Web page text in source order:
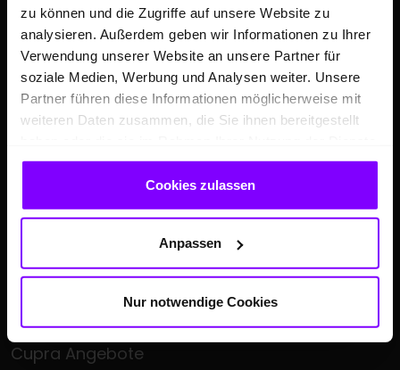
zu können und die Zugriffe auf unsere Website zu
analysieren. Außerdem geben wir Informationen zu Ihrer
Verwendung unserer Website an unsere Partner für
soziale Medien, Werbung und Analysen weiter. Unsere
Partner führen diese Informationen möglicherweise mit
weiteren Daten zusammen, die Sie ihnen bereitgestellt
gesammelt haben.
Cookies zulassen
Anpassen
Nur notwendige Cookies
ANGEBOTE
Klimaanlagen-Service inkl. Urlaubscheck
Auto Leasing
Volkswagen Angebote
Audi Angebote
Škoda Angebote
Seat Angebote
Cupra Angebote